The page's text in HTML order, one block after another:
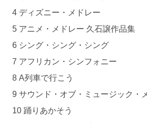
4 ディズニー・メドレー
5 アニメ・メドレー 久石譲作品集
6 シング・シング・シング
7 アフリカン・シンフォニー
8 A列車で行こう
9 サウンド・オブ・ミュージック・
10 踊りあかそう